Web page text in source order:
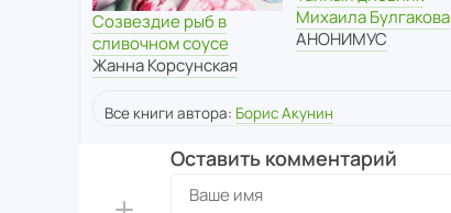
Созвездие рыб в
сливочном соусе
Жанна Корсунская
Михаила Булгакова
АНОНИМУС
Все книги автора: Борис Акунин
Оставить комментарий